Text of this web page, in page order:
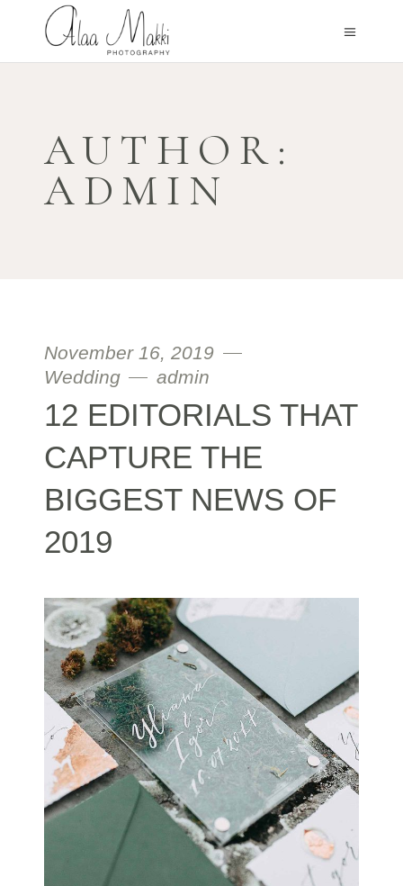
AUTHOR:
ADMIN
November 16, 2019
Wedding
admin
12 EDITORIALS THAT
CAPTURE THE
BIGGEST NEWS OF
2019